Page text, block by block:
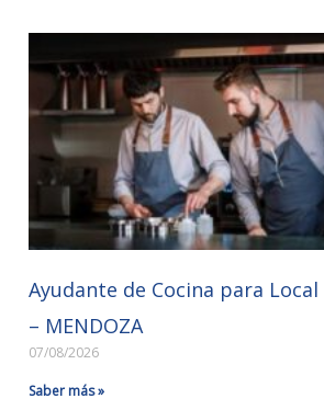
Ayudante de Cocina para
– MENDOZA
07/08/2026
Saber más »